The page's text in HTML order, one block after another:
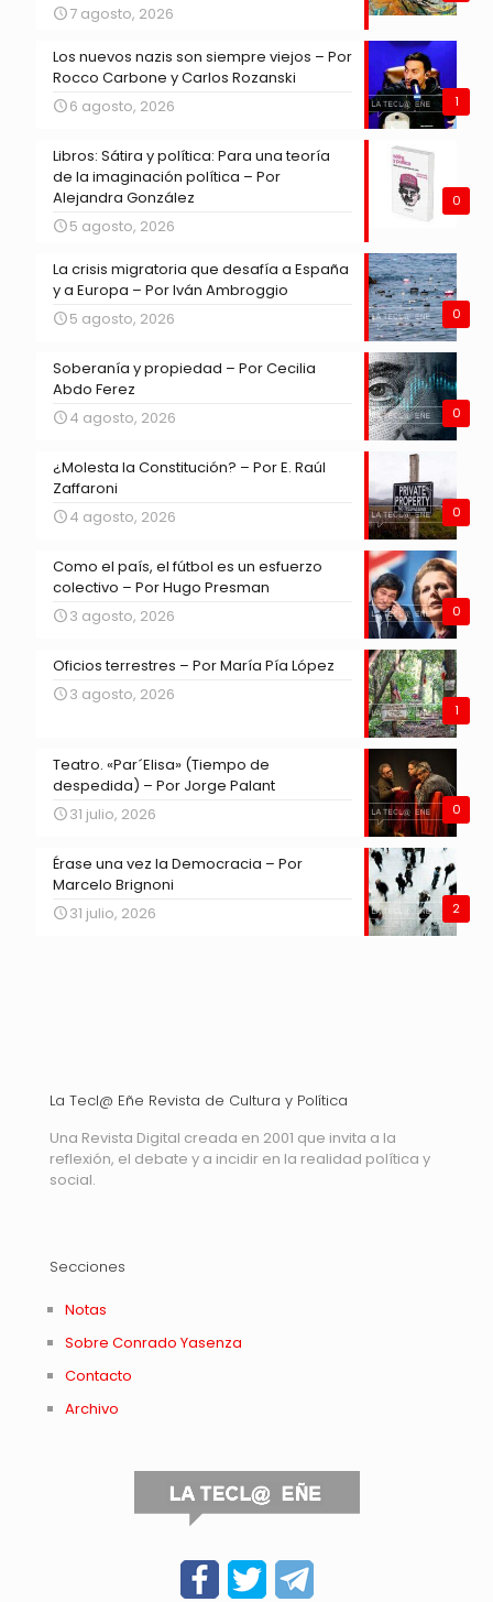
7 agosto, 2026
1
Los nuevos nazis son siempre viejos – Por
Rocco Carbone y Carlos Rozanski
6 agosto, 2026
0
Libros: Sátira y política: Para una teoría
de la imaginación política – Por
Alejandra González
5 agosto, 2026
0
La crisis migratoria que desafía a España
y a Europa – Por Iván Ambroggio
5 agosto, 2026
0
Soberanía y propiedad – Por Cecilia
Abdo Ferez
4 agosto, 2026
0
¿Molesta la Constitución? – Por E. Raúl
Zaffaroni
4 agosto, 2026
0
Como el país, el fútbol es un esfuerzo
colectivo – Por Hugo Presman
3 agosto, 2026
1
Oficios terrestres – Por María Pía López
3 agosto, 2026
0
Teatro. «Par´Elisa» (Tiempo de
despedida) – Por Jorge Palant
31 julio, 2026
2
Érase una vez la Democracia – Por
Marcelo Brignoni
31 julio, 2026
La Tecl@ Eñe Revista de Cultura y Política
Una Revista Digital creada en 2001 que invita a la
reflexión, el debate y a incidir en la realidad política y
social.
Secciones
Notas
Sobre Conrado Yasenza
Contacto
Archivo